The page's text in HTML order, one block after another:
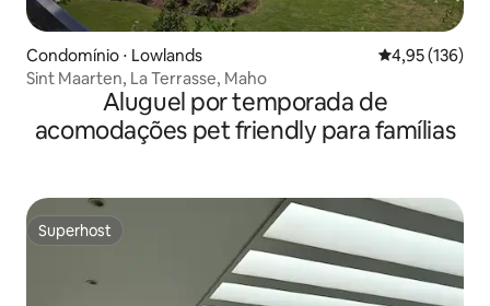
Condomínio ⋅ Lowlands 4,95 de uma
4,95 (136)
Sint Maarten, La Terrasse, Maho
Aluguel por temporada de
acomodações pet friendly para famílias
Superhost
Superhost